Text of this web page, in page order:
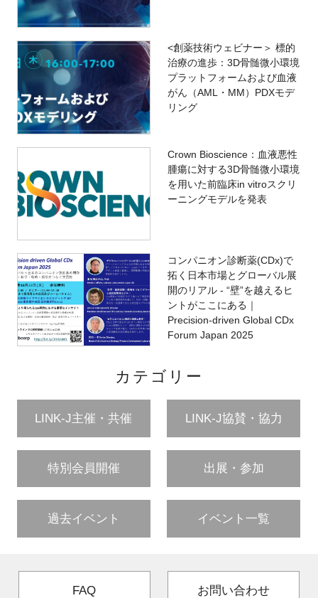
<創薬技術ウェビナー＞ 標的
治療の進歩：3D骨髄微小環境
プラットフォームおよび血液
がん（AML・MM）PDXモデ
リング
Crown Bioscience：血液悪性
腫瘍に対する3D骨髄微小環境
を用いた前臨床in vitroスクリ
ーニングモデルを発表
コンパニオン診断薬(CDx)で
拓く日本市場とグローバル展
開のリアル - “壁”を越えるヒ
ントがここにある｜
Precision-driven Global CDx
Forum Japan 2025
カテゴリー
LINK-J主催・共催 LINK-J協賛・協力
特別会員開催 出展・参加
過去イベント イベント一覧
FAQ お問い合わせ